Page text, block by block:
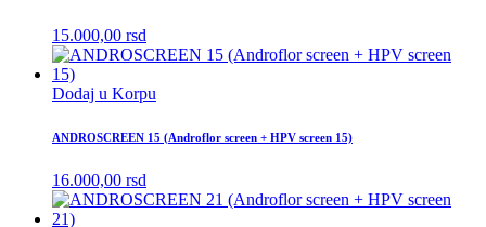
15.000,00 rsd
Dodaj u Korpu
ANDROSCREEN 15 (Androflor screen + HPV screen 15)
16.000,00 rsd